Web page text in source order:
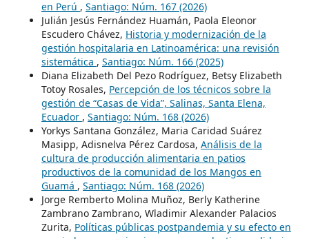
en Perú , Santiago: Núm. 167 (2026)
Julián Jesús Fernández Huamán, Paola Eleonor
Escudero Chávez, Historia y modernización de la
gestión hospitalaria en Latinoamérica: una revisión
sistemática , Santiago: Núm. 166 (2025)
Diana Elizabeth Del Pezo Rodríguez, Betsy Elizabeth
Totoy Rosales, Percepción de los técnicos sobre la
gestión de “Casas de Vida”, Salinas, Santa Elena,
Ecuador , Santiago: Núm. 168 (2026)
Yorkys Santana González, Maria Caridad Suárez
Masipp, Adisnelva Pérez Cardosa, Análisis de la
cultura de producción alimentaria en patios
productivos de la comunidad de los Mangos en
Guamá , Santiago: Núm. 168 (2026)
Jorge Remberto Molina Muñoz, Berly Katherine
Zambrano Zambrano, Wladimir Alexander Palacios
Zurita, Políticas públicas postpandemia y su efecto en